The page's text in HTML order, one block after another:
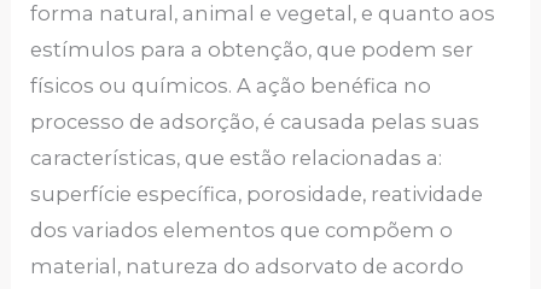
forma natural, animal e vegetal, e quanto aos
estímulos para a obtenção, que podem ser
físicos ou químicos. A ação benéfica no
processo de adsorção, é causada pelas suas
características, que estão relacionadas a:
superfície específica, porosidade, reatividade
dos variados elementos que compõem o
material, natureza do adsorvato de acordo